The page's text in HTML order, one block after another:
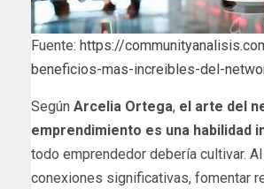
Fuente: https://
beneficios-mas-increibles-del-
Según Arcelia Ortega, el arte del
emprendimiento es una habilidad
todo emprendedor debería cultivar.
conexiones significativas, fomentar